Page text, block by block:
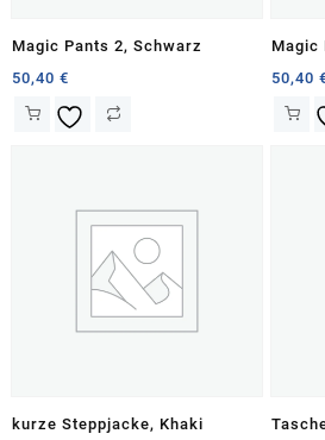
Magic Pants 2, Schwarz
50,40 €
Magic
50,40
kurze Steppjacke, Khaki